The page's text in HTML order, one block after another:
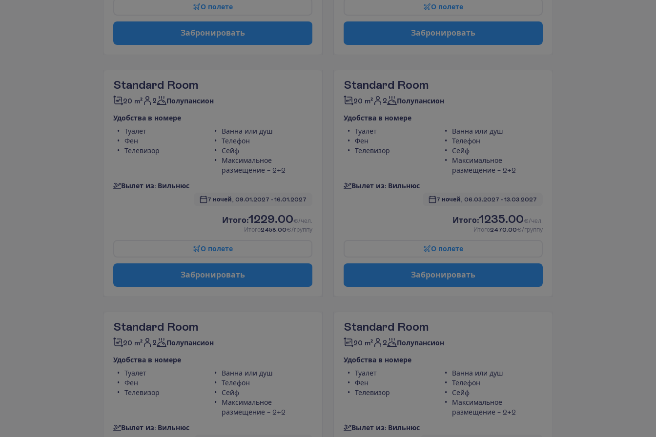
О полете
Забронировать
О полете
Забронировать
Standard Room
20 m² 2 Полупансион
Удобства в номере
Туалет
Фен
Телевизор
Ванна или душ
Телефон
Сейф
Максимальное
размещение – 2+2
Вылет из: Вильнюс
7 ночей, 09.01.2027 - 16.01.2027
Итого:1229.00€/чел.
Итого2458.00€/группу
О полете
Забронировать
Standard Room
20 m² 2 Полупансион
Удобства в номере
Туалет
Фен
Телевизор
Ванна или душ
Телефон
Сейф
Максимальное
размещение – 2+2
Вылет из: Вильнюс
7 ночей, 06.03.2027 - 13.03.2027
Итого:1235.00€/чел.
Итого2470.00€/группу
О полете
Забронировать
Standard Room
20 m² 2 Полупансион
Удобства в номере
Туалет
Фен
Телевизор
Ванна или душ
Телефон
Сейф
Максимальное
размещение – 2+2
Вылет из: Вильнюс
Standard Room
20 m² 2 Полупансион
Удобства в номере
Туалет
Фен
Телевизор
Ванна или душ
Телефон
Сейф
Максимальное
размещение – 2+2
Вылет из: Вильнюс